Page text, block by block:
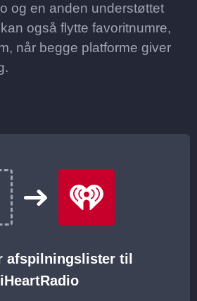
og en anden understøttet
også flytte favoritnumre,
når begge platforme giver
afspilningslister til
iHeartRadio